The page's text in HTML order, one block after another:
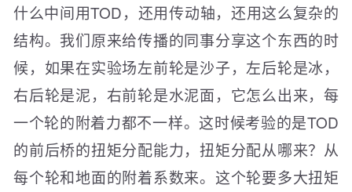
什么中间用TOD，还用传动轴，还用这么复杂的
结构。我们原来给传播的同事分享这个东西的时
候，如果在实验场左前轮是沙子，左后轮是冰，
右后轮是泥，右前轮是水泥面，它怎么出来，每
一个轮的附着力都不一样。这时候考验的是TOD
的前后桥的扭矩分配能力，扭矩分配从哪来？从
每个轮和地面的附着系数来。这个轮要多大扭矩